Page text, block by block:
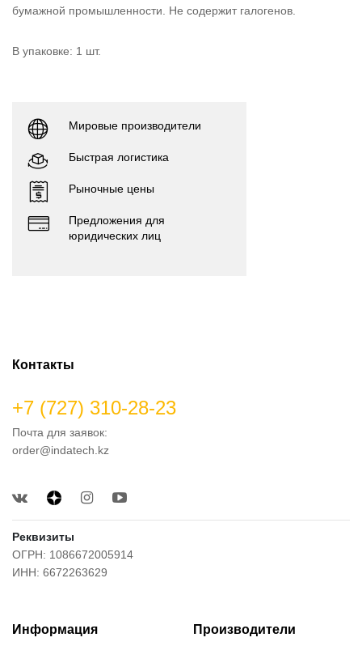
бумажной промышленности. Не содержит галогенов.
В упаковке: 1 шт.
Мировые производители
Быстрая логистика
Рыночные цены
Предложения для
юридических лиц
Контакты
+7 (727) 310-28-23
Почта для заявок:
order@indatech.kz
Реквизиты
ОГРН: 1086672005914
ИНН: 6672263629
Информация Производители